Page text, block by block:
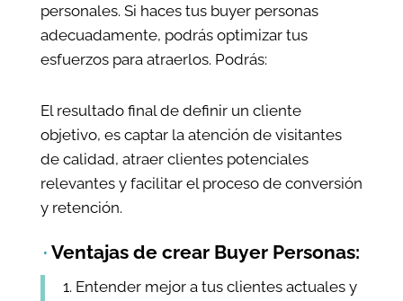
personales. Si haces tus buyer personas
adecuadamente, podrás optimizar tus
esfuerzos para atraerlos. Podrás:
El resultado final de definir un cliente
objetivo, es captar la atención de visitantes
de calidad, atraer clientes potenciales
relevantes y facilitar el proceso de conversión
y retención.
· Ventajas de crear Buyer Personas:
Entender mejor a tus clientes actuales y